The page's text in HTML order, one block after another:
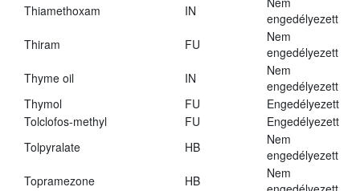
Thiamethoxam
IN
engedélyezett
Thiram
FU
Nem
engedélyezett
Thyme oil
IN
Nem
engedélyezett
Thymol
FU
Engedélyezett
Tolclofos-methyl
FU
Engedélyezett
Tolpyralate
HB
Nem
engedélyezett
Topramezone
HB
Nem